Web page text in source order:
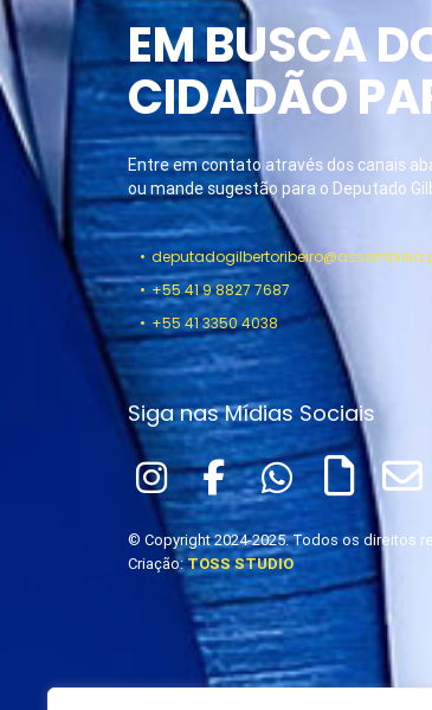
EM BUSCA
CIDADÃO
Entre em contato através dos canais
ou mande sugestão para o Deputado
+55 41 9 8827 7687
+55 41 3350 4038
Siga nas Mídias Sociais
© Copyright 2024-2025. Todos os direitos
Criação:TOSS STUDIO